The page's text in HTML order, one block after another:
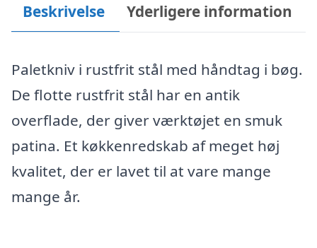
Beskrivelse Yderligere information
Paletkniv i rustfrit stål med håndtag i bøg.
De flotte rustfrit stål har en antik
overflade, der giver værktøjet en smuk
patina. Et køkkenredskab af meget høj
kvalitet, der er lavet til at vare mange
mange år.